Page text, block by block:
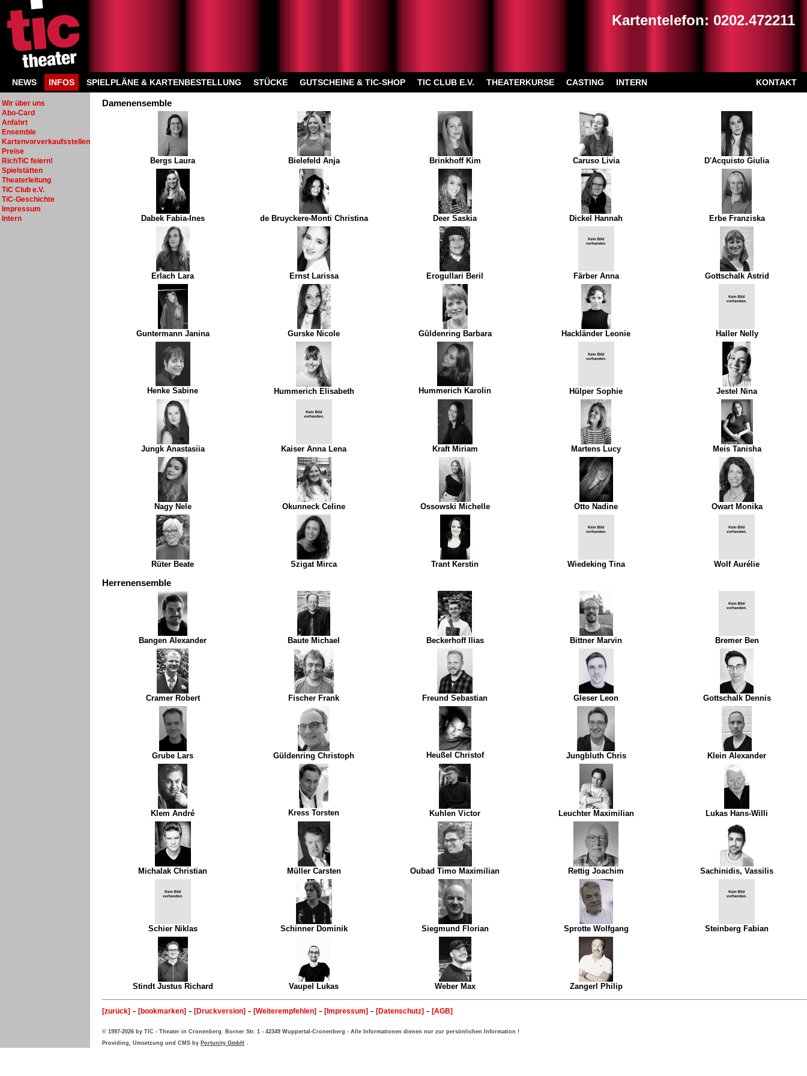
Kartentelefon: 0202.472211
NEWS INFOS SPIELPLÄNE & KARTENBESTELLUNG STÜCKE GUTSCHEINE & TIC-SHOP TIC CLUB E.V. THEATERKURSE CASTING INTERN KONTAKT
Wir über uns
Abo-Card
Anfahrt
Ensemble
Kartenvorverkaufsstellen
Preise
RichTiC feiern!
Spielstätten
Theaterleitung
TiC Club e.V.
TiC-Geschichte
Impressum
Intern
Damenensemble
Bergs Laura Bielefeld Anja Brinkhoff Kim Caruso Livia D'Acquisto Giulia
Dabek Fabia-Ines de Bruyckere-Monti Christina Deer Saskia Dickel Hannah Erbe Franziska
Erlach Lara Ernst Larissa Erogullari Beril Färber Anna Gottschalk Astrid
Guntermann Janina Gurske Nicole Güldenring Barbara Hackländer Leonie Haller Nelly
Henke Sabine Hummerich Elisabeth Hummerich Karolin Hülper Sophie Jestel Nina
Jungk Anastasiia Kaiser Anna Lena Kraft Miriam Martens Lucy Meis Tanisha
Nagy Nele Okunneck Celine Ossowski Michelle Otto Nadine Owart Monika
Rüter Beate Szigat Mirca Trant Kerstin Wiedeking Tina Wolf Aurélie
Herrenensemble
Bangen Alexander Baute Michael Beckerhoff Ilias Bittner Marvin Bremer Ben
Cramer Robert Fischer Frank Freund Sebastian Gleser Leon Gottschalk Dennis
Grube Lars Güldenring Christoph Heußel Christof Jungbluth Chris Klein Alexander
Klem André Kress Torsten Kuhlen Victor Leuchter Maximilian Lukas Hans-Willi
Michalak Christian Müller Carsten Oubad Timo Maximilian Rettig Joachim Sachinidis, Vassilis
Schier Niklas Schinner Dominik Siegmund Florian Sprotte Wolfgang Steinberg Fabian
Stindt Justus Richard Vaupel Lukas Weber Max Zangerl Philip
[zurück] - [bookmarken] - [Druckversion] - [Weiterempfehlen] - [Impressum] - [Datenschutz] - [AGB]
© 1997-2026 by TIC - Theater in Cronenberg. Borner Str. 1 - 42349 Wuppertal-Cronenberg - Alle Informationen dienen nur zur persönlichen Information !
Providing, Umsetzung und CMS by Portunity GmbH .